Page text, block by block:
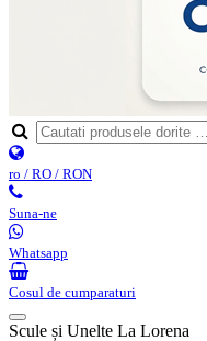
ro / RO / RON
Suna-ne
Whatsapp
Cosul de cumparaturi
Scule și Unelte La Lorena